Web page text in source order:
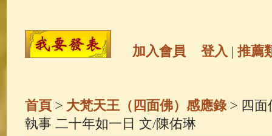
高僧故事 (141) 放生護生 (133)
一切如來心秘密全身舍利寶篋印
加入會員 登入 | 推薦
首頁> 大梵天王（四面佛）感應錄> 四面
執事 二十年如一日 文/陳佑琳